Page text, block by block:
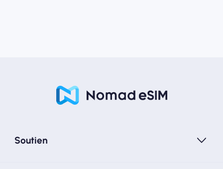
Soutien